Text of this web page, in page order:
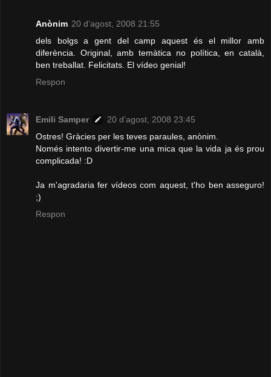
Anònim 20 d’agost, 2008 21:55
dels bolgs a gent del camp aquest és el millor amb
diferència. Original, amb temàtica no política, en català,
ben treballat. Felicitats. El vídeo genial!
Respon
Emili Samper
20 d’agost, 2008 23:45
Ostres! Gràcies per les teves paraules, anònim.
Només intento divertir-me una mica que la vida ja és prou
complicada! :D
Ja m'agradaria fer vídeos com aquest, t'ho ben asseguro!
;)
Respon